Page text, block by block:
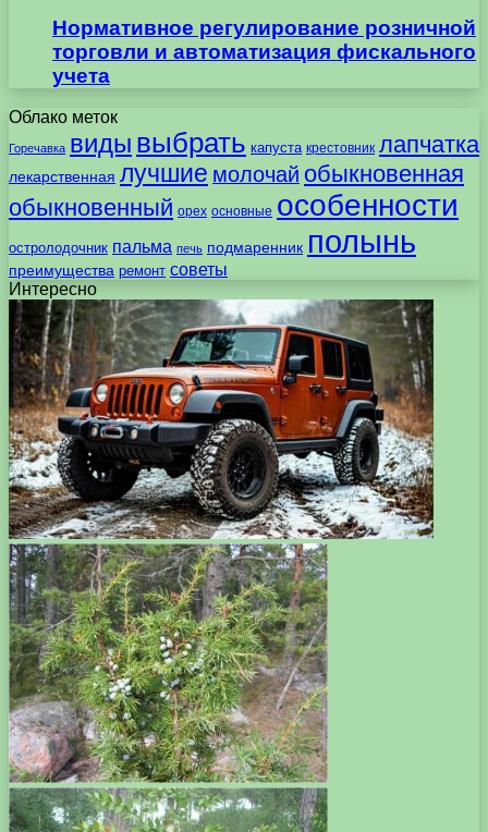
Нормативное регулирование розничной
торговли и автоматизация фискального
учета
Облако меток
Горечавка виды выбрать капуста крестовник лапчатка
лекарственная лучшие молочай обыкновенная
обыкновенный орех основные особенности
остролодочник пальма печь подмаренник полынь
преимущества ремонт советы
Интересно